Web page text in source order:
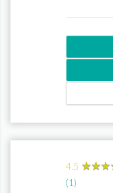
4.5 ★★★
★★★
(1)